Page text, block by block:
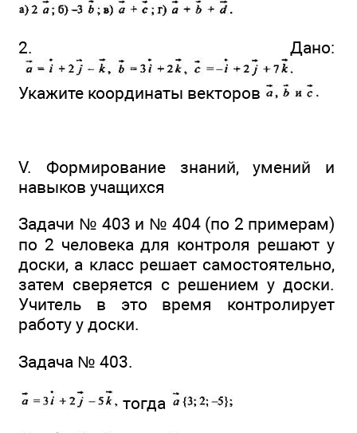
2. Дано:
Укажите координаты векторов
V. Формирование знаний, умений и
навыков учащихся
Задачи № 403 и № 404 (по 2 примерам)
по 2 человека для контроля решают у
доски, а класс решает самостоятельно,
затем сверяется с решением у доски.
Учитель в это время контролирует
работу у доски.
Задача № 403.
тогда